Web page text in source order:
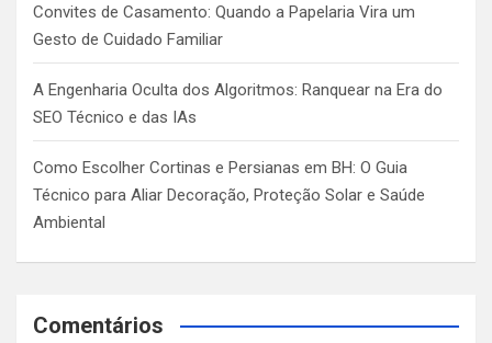
Convites de Casamento: Quando a Papelaria Vira um
Gesto de Cuidado Familiar
A Engenharia Oculta dos Algoritmos: Ranquear na Era do
SEO Técnico e das IAs
Como Escolher Cortinas e Persianas em BH: O Guia
Técnico para Aliar Decoração, Proteção Solar e Saúde
Ambiental
Comentários